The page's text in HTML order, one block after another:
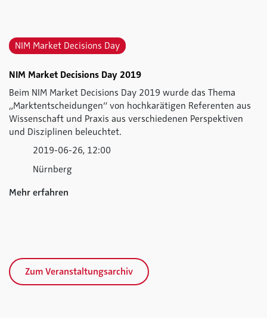
NIM Market Decisions Day
NIM Market Decisions Day 2019
Beim NIM Market Decisions Day 2019 wurde das Thema
„Marktentscheidungen“ von hochkarätigen Referenten aus
Wissenschaft und Praxis aus verschiedenen Perspektiven
und Disziplinen beleuchtet.
2019-06-26, 12:00
Nürnberg
Mehr erfahren
Zum Veranstaltungsarchiv